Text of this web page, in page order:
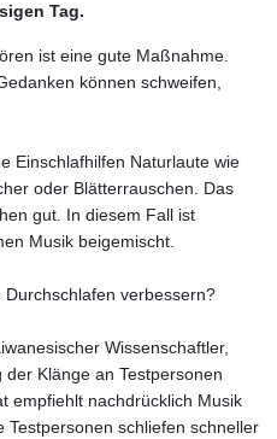
Tag.
ist eine gute Maßnahme.
können schweifen,
Einschlafhilfen Naturlaute wie
oder Blätterrauschen. Das
gut. In diesem Fall ist
Musik beigemischt.
verbessern?
Wissenschaftler,
Klänge an Testpersonen
empfiehlt nachdrücklich Musik
Testpersonen schliefen schneller